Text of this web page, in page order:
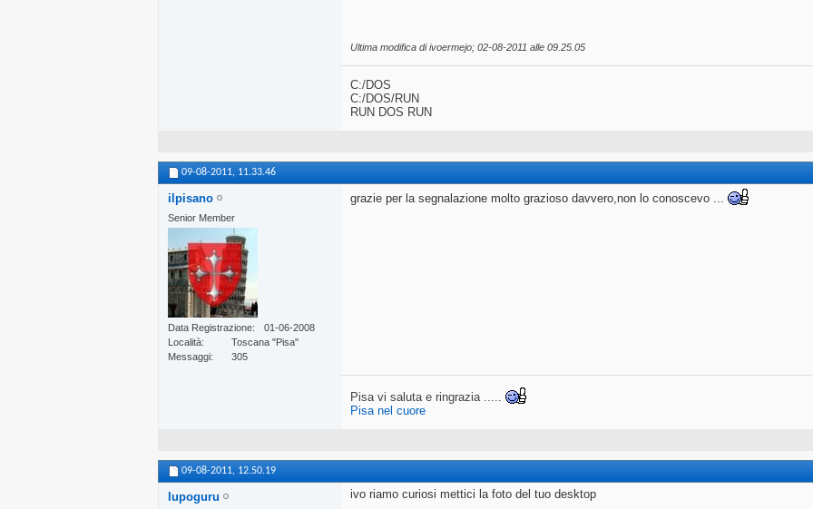
Ultima modifica di ivoermejo; 02-08-2011 alle 09.25.05
C:/DOS
C:/DOS/RUN
RUN DOS RUN
09-08-2011, 11.33.46
ilpisano
Senior Member
Data Registrazione
01-06-2008
Località
Toscana "Pisa"
Messaggi
305
grazie per la segnalazione molto grazioso davvero,non lo conoscevo ...
Pisa vi saluta e ringrazia .....
Pisa nel cuore
09-08-2011, 12.50.19
lupoguru ivo riamo curiosi mettici la foto del tuo desktop